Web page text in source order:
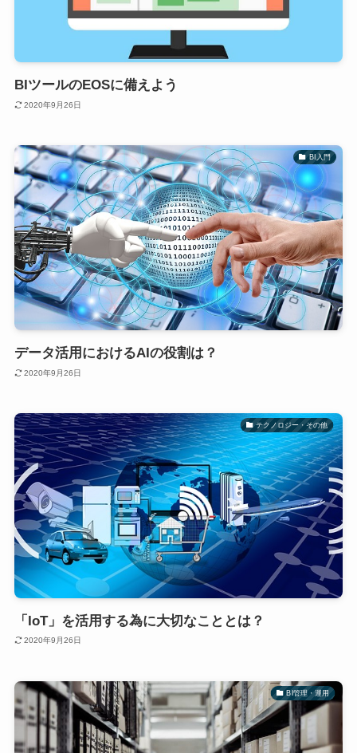
BIツールのEOSに備えよう
2020年9月26日
BI入門
データ活用におけるAIの役割は？
2020年9月26日
テクノロジー・その他
「IoT」を活用する為に大切なこととは？
2020年9月26日
BI管理・運用